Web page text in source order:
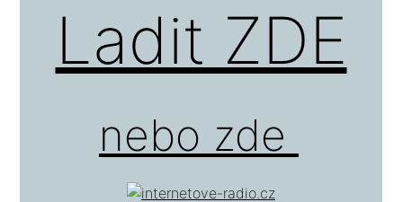
Ladit ZDE
nebo zde